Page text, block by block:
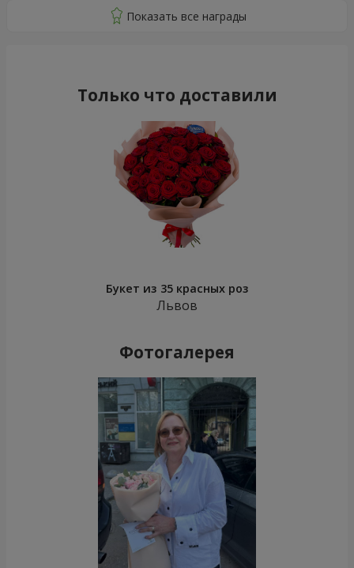
Только что доставили
Букет из 35 красных роз
Львов
Фотогалерея